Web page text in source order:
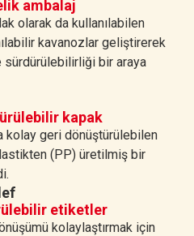
ambalaj
olarak da kullanılabilen
kavanozlar geliştirerek
sürdürülebilirliği bir araya
kapak
kolay geri dönüştürülebilen
(PP) üretilmiş bir
etiketler
kolaylaştırmak için